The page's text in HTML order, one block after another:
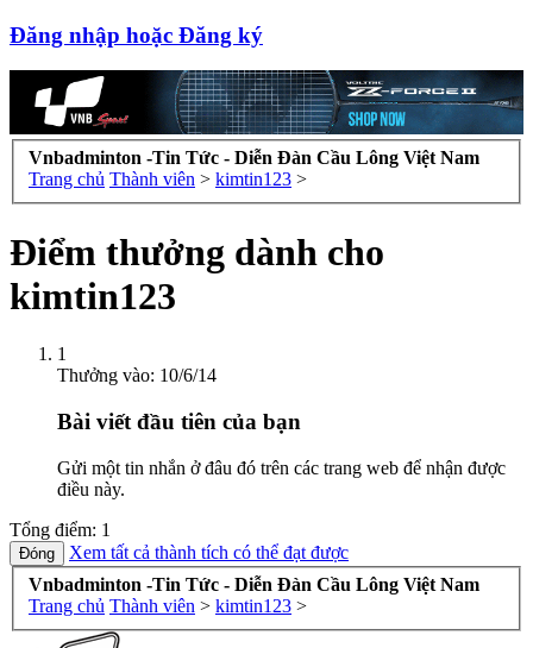
Đăng nhập hoặc Đăng ký
Vnbadminton -Tin Tức - Diễn Đàn Cầu Lông Việt Nam
Trang chủ Thành viên > kimtin123 >
Điểm thưởng dành cho
kimtin123
1
Thưởng vào: 10/6/14
Bài viết đầu tiên của bạn
Gửi một tin nhắn ở đâu đó trên các trang web để nhận được
điều này.
Tổng điểm: 1
Xem tất cả thành tích có thể đạt được
Vnbadminton -Tin Tức - Diễn Đàn Cầu Lông Việt Nam
Trang chủ Thành viên > kimtin123 >